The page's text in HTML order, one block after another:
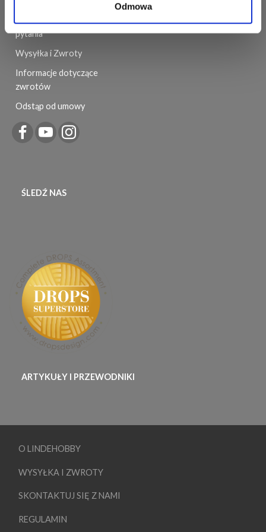
Odmowa
Najczęściej zadawane
pytania
Wysyłka i Zwroty
Informacje dotyczące
zwrotów
Odstąp od umowy
ŚLEDŹ NAS
ARTYKUŁY I PRZEWODNIKI
O LINDEHOBBY
WYSYŁKA I ZWROTY
SKONTAKTUJ SIĘ Z NAMI
REGULAMIN